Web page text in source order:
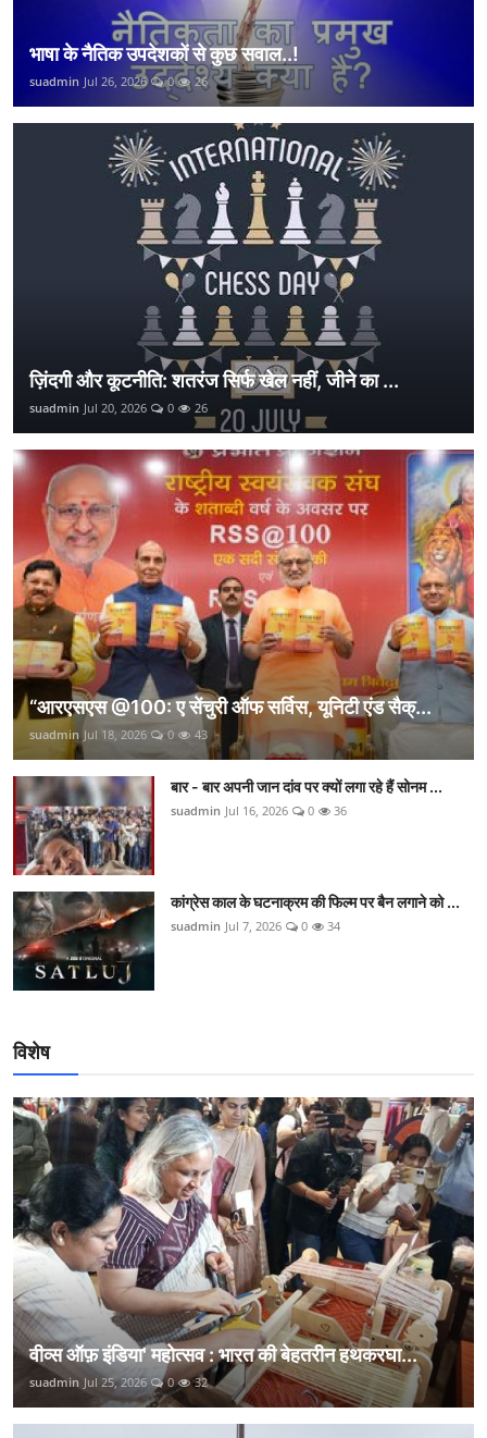
भाषा के नैतिक उपदेशकों से कुछ सवाल..!
suadmin Jul 26, 2026 0 26
ज़िंदगी और कूटनीति: शतरंज सिर्फ खेल नहीं, जीने का ...
suadmin Jul 20, 2026 0 26
“आरएसएस @100: ए सेंचुरी ऑफ सर्विस, यूनिटी एंड सैक्...
suadmin Jul 18, 2026 0 43
बार - बार अपनी जान दांव पर क्यों लगा रहे हैं सोनम ...
suadmin Jul 16, 2026 0 36
कांग्रेस काल के घटनाक्रम की फिल्म पर बैन लगाने को ...
suadmin Jul 7, 2026 0 34
विशेष
वीव्स ऑफ़ इंडिया' महोत्सव : भारत की बेहतरीन हथकरघा...
suadmin Jul 25, 2026 0 32